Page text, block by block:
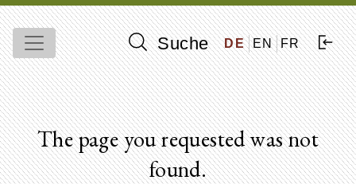
Suche DE EN FR
The page you requested was not
found.